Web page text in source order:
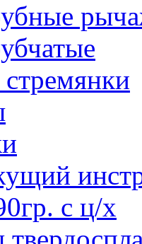
с ц/х